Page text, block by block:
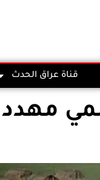
قناة عراق الحدث
مهدد